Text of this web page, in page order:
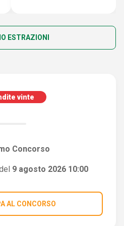
ESTRAZIONI
vinte
Concorso
9 agosto 2026 10:00
AL CONCORSO